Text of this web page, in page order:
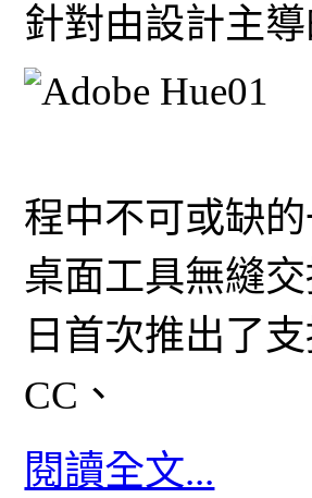
針對由設計主
程中不可或缺
桌面工具無縫
日首次推出了
CC、
閱讀全文...